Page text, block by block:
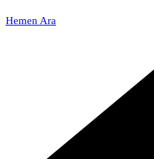
Hemen Ara